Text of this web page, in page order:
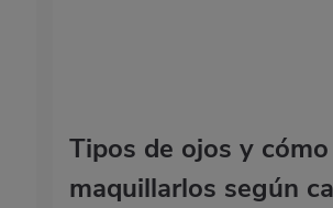
Tipos de ojos y cómo
maquillarlos según